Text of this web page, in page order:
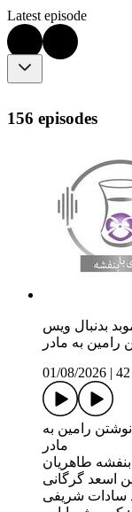
Latest episode
156 episodes
موبد بدنبال ویس
رامین به مادر
01/08/2026
رامین به
مادر
طاهریان
اسعد گرگانی
سادات شریفی